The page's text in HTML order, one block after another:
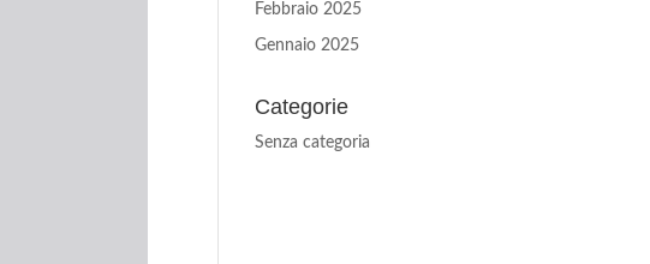
Febbraio 2025
Gennaio 2025
Categorie
Senza categoria